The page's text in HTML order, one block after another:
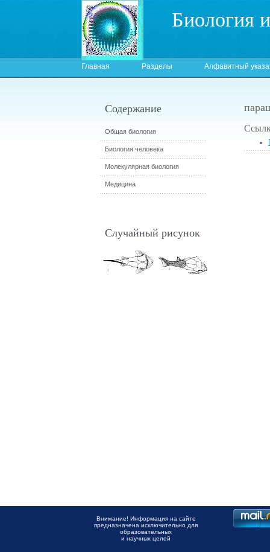
Биология
Главная Разделы Алфавитный
Содержание
Общая биология
Биология человека
Молекулярная биология
Медицина
Случайный рисунок
Внимание! Информация на сайте
предназначена исключительно для
образовательных
и научных целей